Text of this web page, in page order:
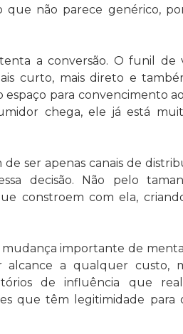
que não parece genérico,
a conversão. O funil de
curto, mais direto e
espaço para convencimento
chega, ele já está
ser apenas canais de
decisão. Não pelo
constroem com ela,
mudança importante de
alcance a qualquer custo,
de influência que
que têm legitimidade para